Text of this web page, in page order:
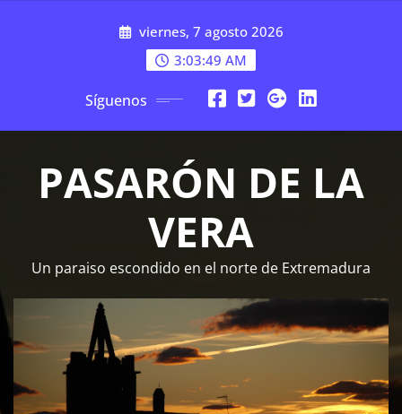
viernes, 7 agosto 2026
3:03:50 AM
Síguenos
PASARÓN DE LA
VERA
Un paraiso escondido en el norte de Extremadura